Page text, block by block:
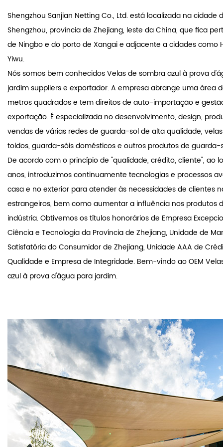
Sanjian Netting Co., Ltd.
Shengzhou Sanjian Netting Co., Ltd. está localizada na cidade de
Shengzhou, província de Zhejiang, leste da China, que fica
de Ningbo e do porto de Xangai e adjacente a cidades como
Yiwu.
Nós somos bem conhecidosVelas de sombra azul à prova
jardim supplierse exportador. A empresa abrange uma área
metros quadrados e tem direitos de auto-importação e gestão
exportação. É especializada no desenvolvimento, design,
vendas de várias redes de guarda-sol de alta qualidade,
toldos, guarda-sóis domésticos e outros produtos de guarda-
De acordo com o princípio de "qualidade, crédito, cliente", ao
anos, introduzimos continuamente tecnologias e processos
casa e no exterior para atender às necessidades de clientes
estrangeiros, bem como aumentar a influência nos produtos
indústria. Obtivemos os títulos honorários de Empresa
Ciência e Tecnologia da Província de Zhejiang, Unidade de
azul à prova d'água para jardim.